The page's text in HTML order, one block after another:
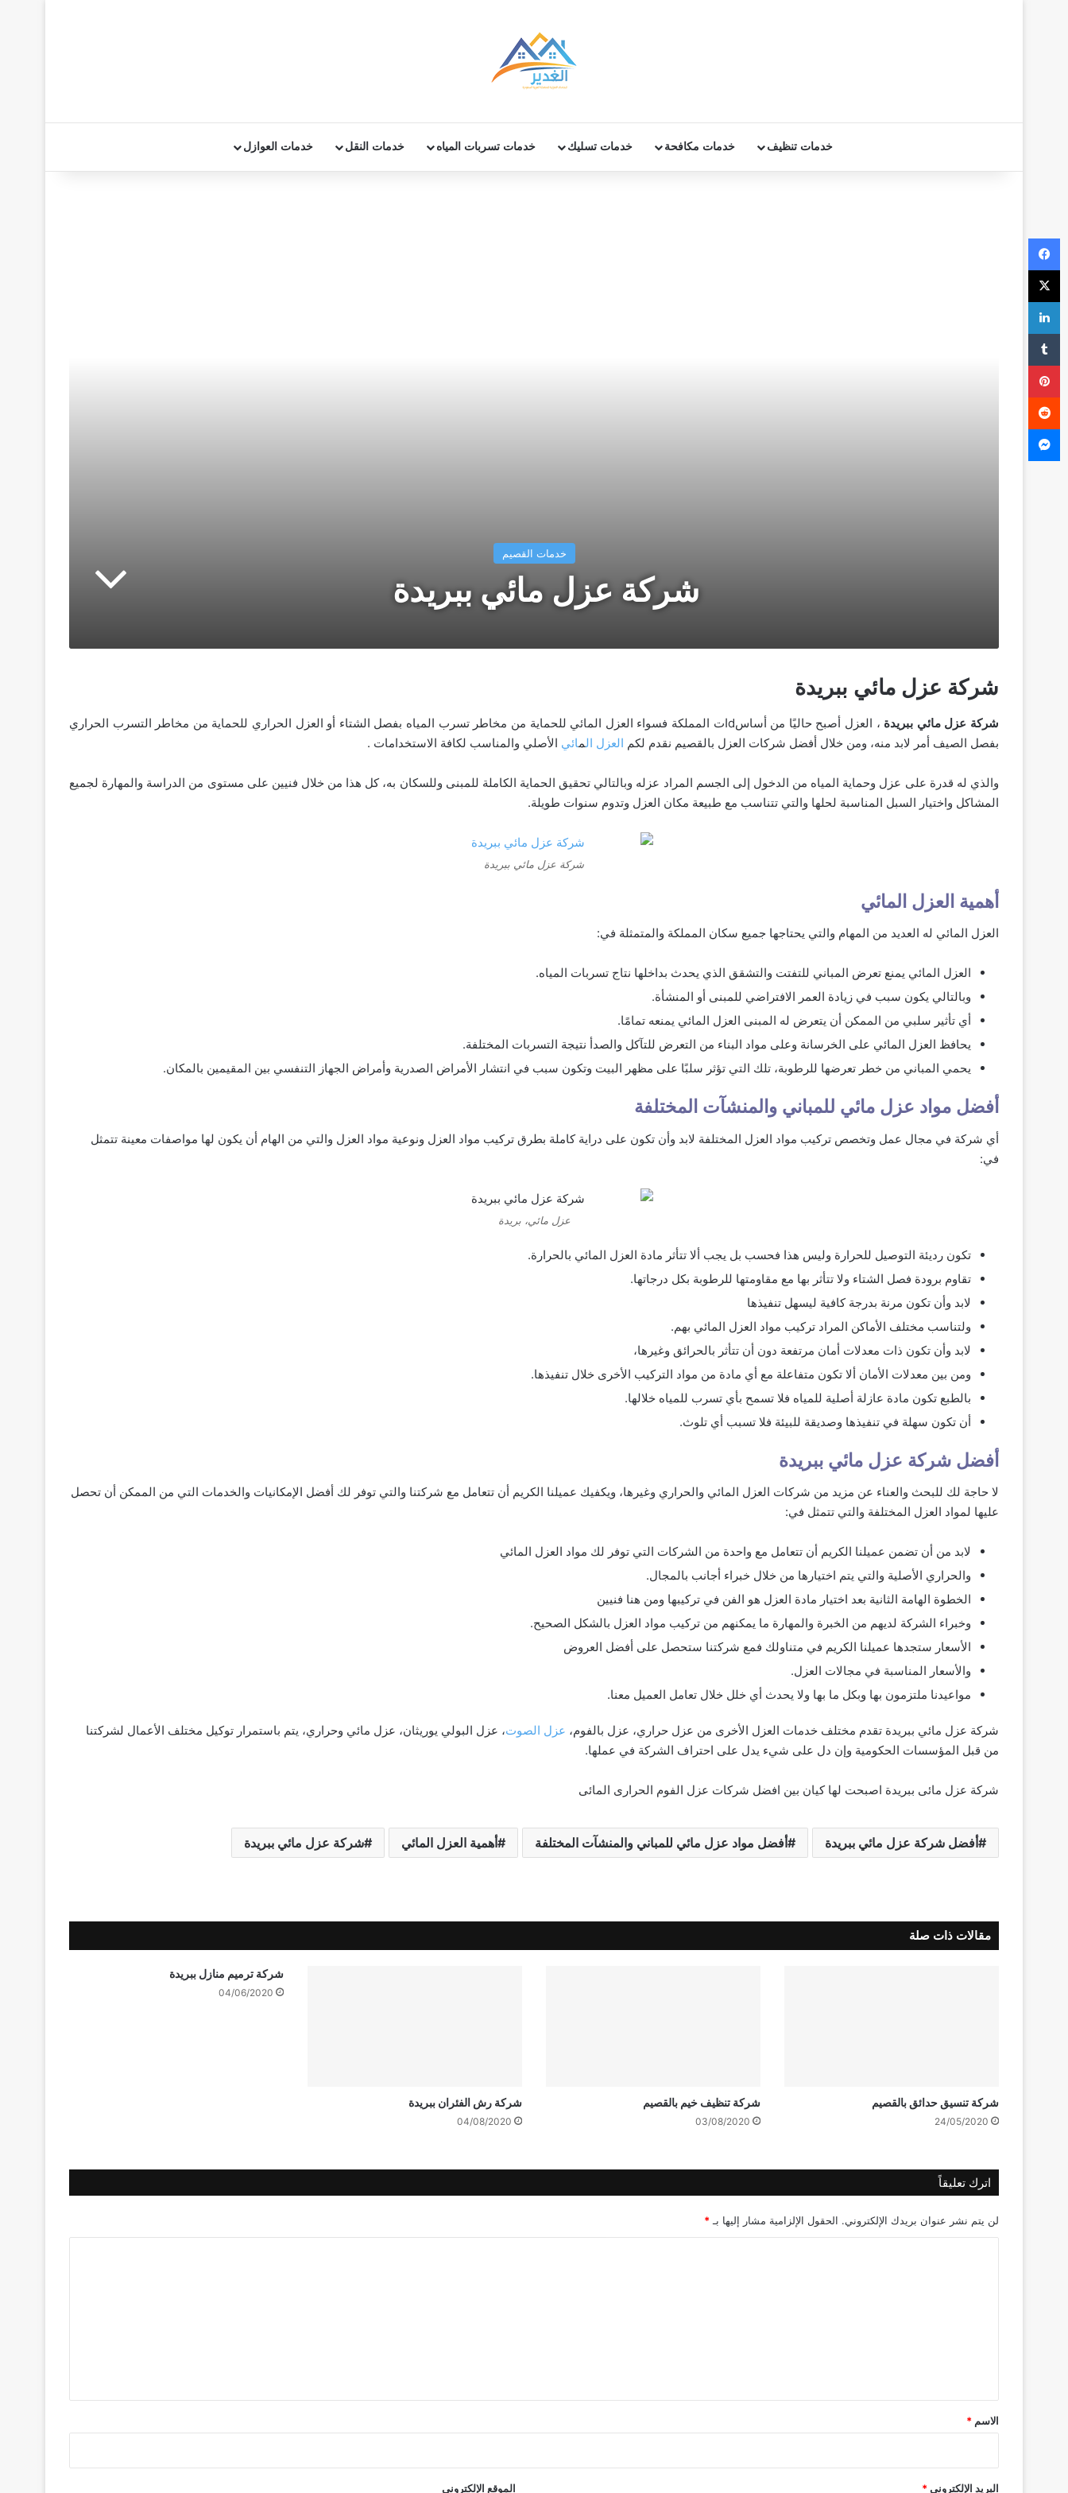
خدمات تنظيف خدمات مكافحة خدمات تسليك خدمات تسربات المياه خدمات النقل خدمات العوازل
خدمات القصيم
شركة عزل مائي ببريدة
شركة عزل مائي ببريدة
شركة عزل مائي ببريدة
، العزل أصبح حاليًا من أساسdات المملكة فسواء العزل المائي للحماية من مخاطر تسرب المياه بفصل الشتاء أو العزل الحراري للحماية من مخاطر التسرب الحراري
بفصل الصيف أمر لابد منه، ومن خلال أفضل شركات العزل بالقصيم نقدم لكم العزل المائي الأصلي والمناسب لكافة الاستخدامات .
والذي له قدرة على عزل وحماية المياه من الدخول إلى الجسم المراد عزله وبالتالي تحقيق الحماية الكاملة للمبنى وللسكان به، كل هذا من خلال فنيين على مستوى من الدراسة والمهارة لجميع
المشاكل واختيار السبل المناسبة لحلها والتي تتناسب مع طبيعة مكان العزل وتدوم سنوات طويلة.
شركة عزل مائي ببريدة
أهمية العزل المائي
العزل المائي له العديد من المهام والتي يحتاجها جميع سكان المملكة والمتمثلة في:
العزل المائي يمنع تعرض المباني للتفتت والتشقق الذي يحدث بداخلها نتاج تسربات المياه.
وبالتالي يكون سبب في زيادة العمر الافتراضي للمبنى أو المنشأة.
أي تأثير سلبي من الممكن أن يتعرض له المبنى العزل المائي يمنعه تمامًا.
يحافظ العزل المائي على الخرسانة وعلى مواد البناء من التعرض للتآكل والصدأ نتيجة التسربات المختلفة.
يحمي المباني من خطر تعرضها للرطوبة، تلك التي تؤثر سلبًا على مظهر البيت وتكون سبب في انتشار الأمراض الصدرية وأمراض الجهاز التنفسي بين المقيمين بالمكان.
أفضل مواد عزل مائي للمباني والمنشآت المختلفة
أي شركة في مجال عمل وتخصص تركيب مواد العزل المختلفة لابد وأن تكون على دراية كاملة بطرق تركيب مواد العزل ونوعية مواد العزل والتي من الهام أن يكون لها مواصفات معينة تتمثل
في:
عزل مائي، بريدة
تكون رديئة التوصيل للحرارة وليس هذا فحسب بل يجب ألا تتأثر مادة العزل المائي بالحرارة.
تقاوم برودة فصل الشتاء ولا تتأثر بها مع مقاومتها للرطوبة بكل درجاتها.
لابد وأن تكون مرنة بدرجة كافية ليسهل تنفيذها
ولتناسب مختلف الأماكن المراد تركيب مواد العزل المائي بهم.
لابد وأن تكون ذات معدلات أمان مرتفعة دون أن تتأثر بالحرائق وغيرها،
ومن بين معدلات الأمان ألا تكون متفاعلة مع أي مادة من مواد التركيب الأخرى خلال تنفيذها.
بالطبع تكون مادة عازلة أصلية للمياه فلا تسمح بأي تسرب للمياه خلالها.
أن تكون سهلة في تنفيذها وصديقة للبيئة فلا تسبب أي تلوث.
أفضل شركة عزل مائي ببريدة
لا حاجة لك للبحث والعناء عن مزيد من شركات العزل المائي والحراري وغيرها، ويكفيك عميلنا الكريم أن تتعامل مع شركتنا والتي توفر لك أفضل الإمكانيات والخدمات التي من الممكن أن تحصل
عليها لمواد العزل المختلفة والتي تتمثل في:
لابد من أن تضمن عميلنا الكريم أن تتعامل مع واحدة من الشركات التي توفر لك مواد العزل المائي
والحراري الأصلية والتي يتم اختيارها من خلال خبراء أجانب بالمجال.
الخطوة الهامة الثانية بعد اختيار مادة العزل هو الفن في تركيبها ومن هنا فنيين
وخبراء الشركة لديهم من الخبرة والمهارة ما يمكنهم من تركيب مواد العزل بالشكل الصحيح.
الأسعار ستجدها عميلنا الكريم في متناولك فمع شركتنا ستحصل على أفضل العروض
والأسعار المناسبة في مجالات العزل.
مواعيدنا ملتزمون بها وبكل ما بها ولا يحدث أي خلل خلال تعامل العميل معنا.
شركة عزل مائي ببريدة تقدم مختلف خدمات العزل الأخرى من عزل حراري، عزل بالفوم، عزل الصوت، عزل البولي يوريثان، عزل مائي وحراري، يتم باستمرار توكيل مختلف الأعمال لشركتنا
من قبل المؤسسات الحكومية وإن دل على شيء يدل على احتراف الشركة في عملها.
شركة عزل مائى ببريدة اصبحت لها كيان بين افضل شركات عزل الفوم الحرارى المائى
أفضل شركة عزل مائي ببريدة أفضل مواد عزل مائي للمباني والمنشآت المختلفة أهمية العزل المائي شركة عزل مائي ببريدة
مقالات ذات صلة
شركة تنسيق حدائق بالقصيم
24/05/2020
شركة تنظيف خيم بالقصيم
03/08/2020
شركة رش الفئران ببريدة
04/08/2020
شركة ترميم منازل ببريدة
04/06/2020
اترك تعليقاً
لن يتم نشر عنوان بريدك الإلكتروني. الحقول الإلزامية مشار إليها بـ *
*
الاسم *
البريد الإلكتروني * الموقع الإلكتروني